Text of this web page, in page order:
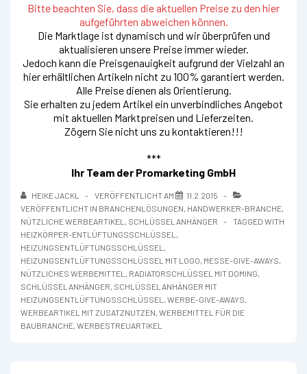
Bitte beachten Sie, dass die aktuellen Preise zu den hier
aufgeführten abweichen können.
Die Marktlage ist dynamisch und wir überprüfen und
aktualisieren unsere Preise immer wieder.
Jedoch kann die Preisgenauigkeit aufgrund der Vielzahl an
hier erhältlichen Artikeln nicht zu 100% garantiert werden.
Alle Preise dienen als Orientierung.
Sie erhalten zu jedem Artikel ein unverbindliches Angebot
mit aktuellen Marktpreisen und Lieferzeiten.
Zögern Sie nicht uns zu kontaktieren!!!
***
Ihr Team der Promarketing GmbH
HEIKE JACKL VERÖFFENTLICHT AM
11.2.2015
VERÖFFENTLICHT IN BRANCHENLÖSUNGEN, HANDWERKER-BRANCHE,
NÜTZLICHE WERBEARTIKEL , SCHLÜSSELANHÄNGER
TAGGED WITH
HEIZKÖRPER-ENTLÜFTUNGSSCHLÜSSEL ,
HEIZUNGSENTLÜFTUNGSSCHLÜSSEL ,
HEIZUNGSENTLÜFTUNGSSCHLÜSSEL MIT LOGO, MESSE-GIVE-AWAYS,
NÜTZLICHES WERBEMITTEL , RADIATORSCHLÜSSEL MIT DOMING,
SCHLÜSSELANHÄNGER, SCHLÜSSELANHÄNGER MIT
HEIZUNGSENTLÜFTUNGSSCHLÜSSEL , WERBE-GIVE-AWAYS,
WERBEARTIKEL MIT ZUSATZNUTZEN, WERBEMITTEL FÜR DIE
BAUBRANCHE, WERBESTREUARTIKEL